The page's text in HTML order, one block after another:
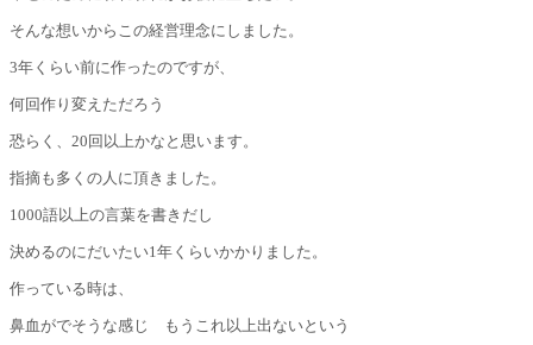
そんな想いからこの経営理念にしました。
3年くらい前に作ったのですが、
何回作り変えただろう
恐らく、20回以上かなと思います。
指摘も多くの人に頂きました。
1000語以上の言葉を書きだし
決めるのにだいたい1年くらいかかりました。
作っている時は、
鼻血がでそうな感じ もうこれ以上出ないという